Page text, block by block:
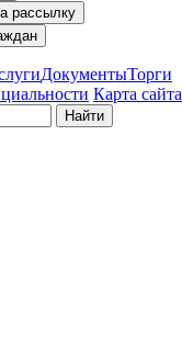
рассылку
ДокументыТорги
Карта сайта
Найти